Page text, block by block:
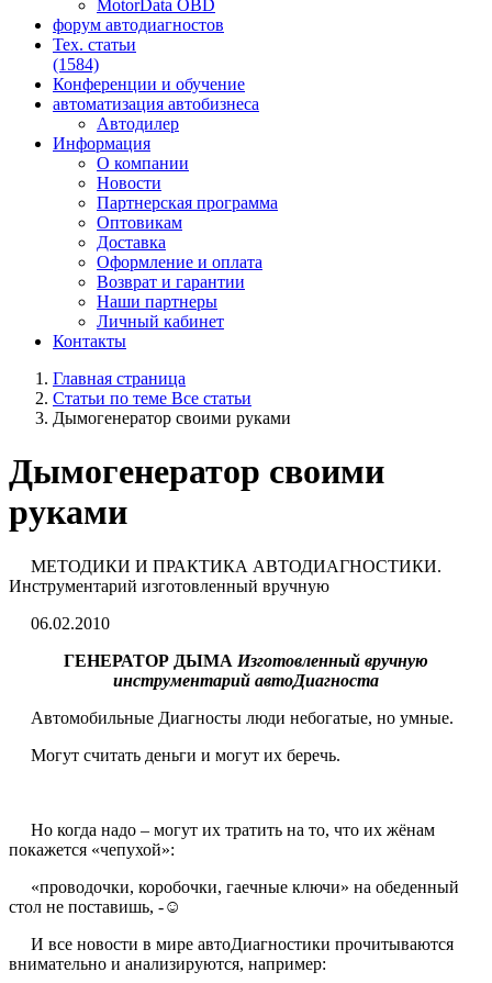
MotorData OBD
форум автодиагностов
Тех. статьи
(1584)
Конференции и обучение
автоматизация автобизнеса
Автодилер
Информация
О компании
Новости
Партнерская программа
Оптовикам
Доставка
Оформление и оплата
Возврат и гарантии
Наши партнеры
Личный кабинет
Контакты
Главная страница
Статьи по теме Все статьи
Дымогенератор своими руками
Дымогенератор своими
руками
МЕТОДИКИ И ПРАКТИКА АВТОДИАГНОСТИКИ.
Инструментарий изготовленный вручную
06.02.2010
ГЕНЕРАТОР ДЫМА Изготовленный вручную
инструментарий автоДиагноста
Автомобильные Диагносты люди небогатые, но умные.
Могут считать деньги и могут их беречь.
Но когда надо – могут их тратить на то, что их жёнам
покажется «чепухой»:
«проводочки, коробочки, гаечные ключи» на обеденный
стол не поставишь, -☺
И все новости в мире автоДиагностики прочитываются
внимательно и анализируются, например: